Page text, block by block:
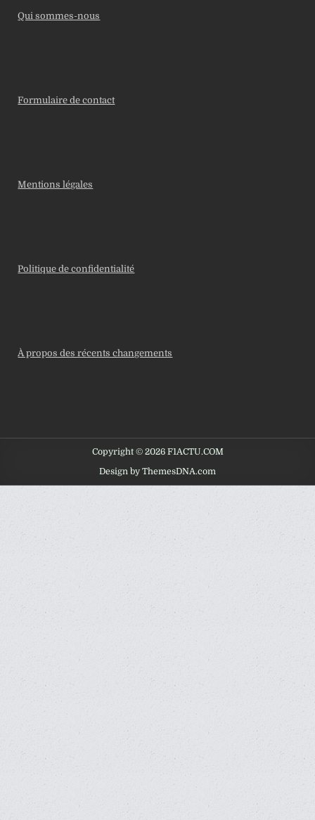
Qui sommes-nous
Formulaire de contact
Mentions légales
Politique de confidentialité
À propos des récents changements
Copyright © 2026 F1ACTU.COM
Design by ThemesDNA.com